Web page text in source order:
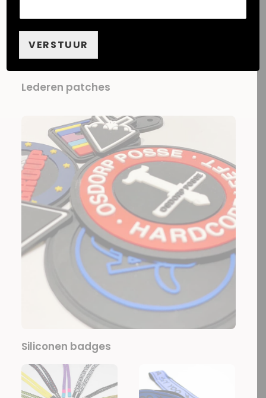
Lederen patches
Siliconen badges
VERSTUUR